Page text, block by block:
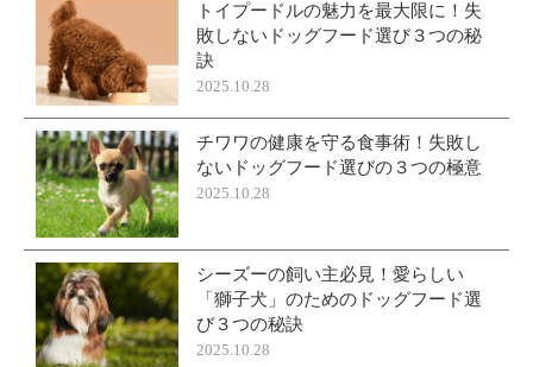
トイプードルの魅力を最大限に！失
敗しないドッグフード選び３つの秘
訣
2025.10.28
チワワの健康を守る食事術！失敗し
ないドッグフード選びの３つの極意
2025.10.28
シーズーの飼い主必見！愛らしい
「獅子犬」のためのドッグフード選
び３つの秘訣
2025.10.28